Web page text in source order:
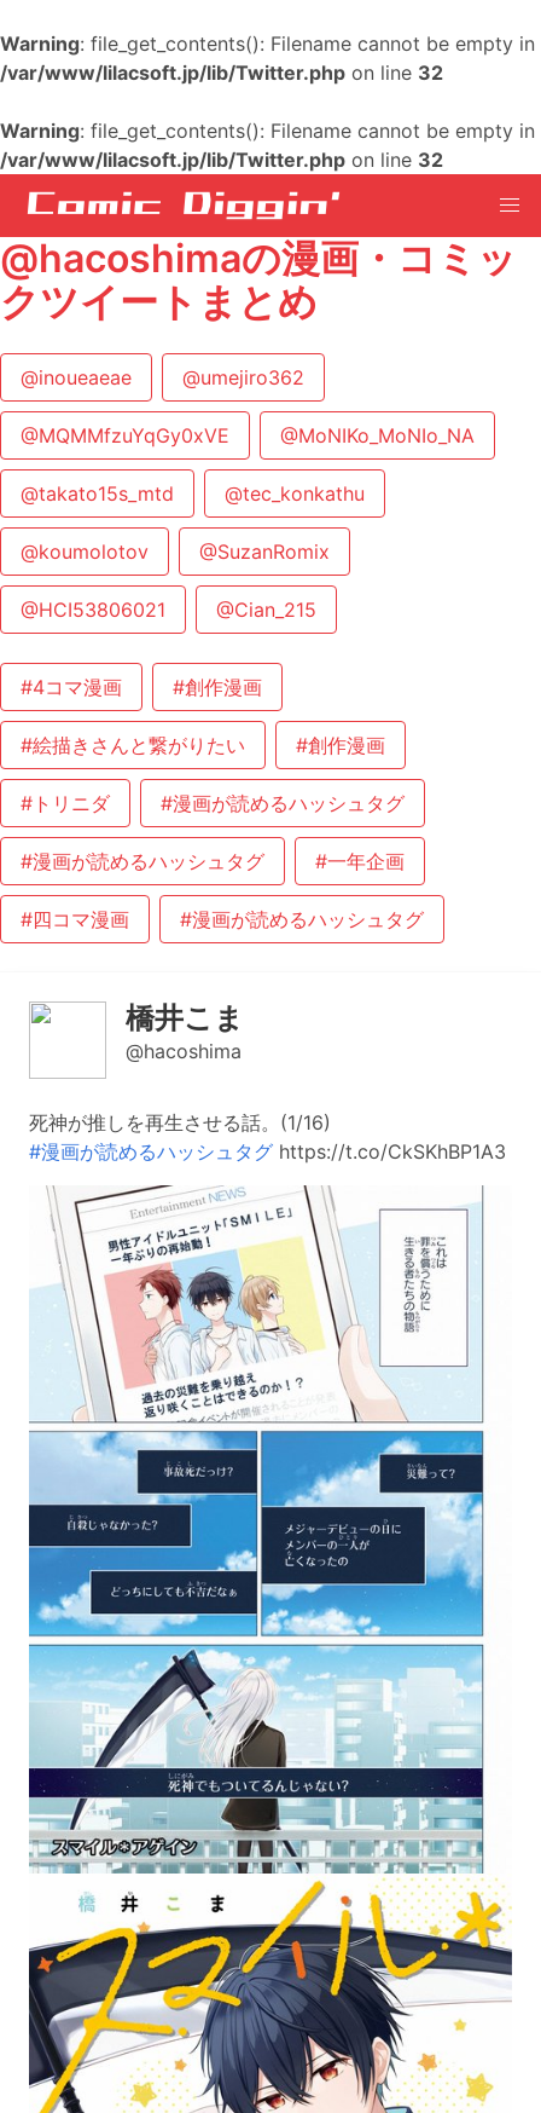
Warning: file_get_contents(): Filename cannot be empty in
/var/www/lilacsoft.jp/lib/Twitter.php on line 32
Warning: file_get_contents(): Filename cannot be empty in
/var/www/lilacsoft.jp/lib/Twitter.php on line 32
@hacoshimaの漫画・コミッ
クツイートまとめ
@inoueaeae @umejiro362
@MQMMfzuYqGy0xVE @MoNIKo_MoNIo_NA
@takato15s_mtd @tec_konkathu
@koumolotov @SuzanRomix
@HCI53806021 @Cian_215
#4コマ漫画 #創作漫画
#絵描きさんと繋がりたい #創作漫画
#トリニダ #漫画が読めるハッシュタグ
#漫画が読めるハッシュタグ #一年企画
#四コマ漫画 #漫画が読めるハッシュタグ
橋井こま
@hacoshima
死神が推しを再生させる話。(1/16)
#漫画が読めるハッシュタグ https://t.co/CkSKhBP1A3